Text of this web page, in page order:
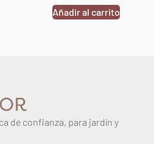
Añadir al carrito
de confianza, para jardín y